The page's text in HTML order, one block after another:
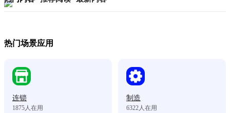
热门场景应用
连锁
1875人在用
制造
6322人在用